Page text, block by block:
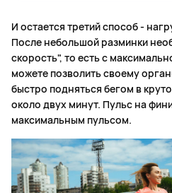
И остается третий способ -
После небольшой разминки
скорость", то есть с
можете позволить своему
быстро подняться бегом в
около двух минут. Пульс на
максимальным пульсом.